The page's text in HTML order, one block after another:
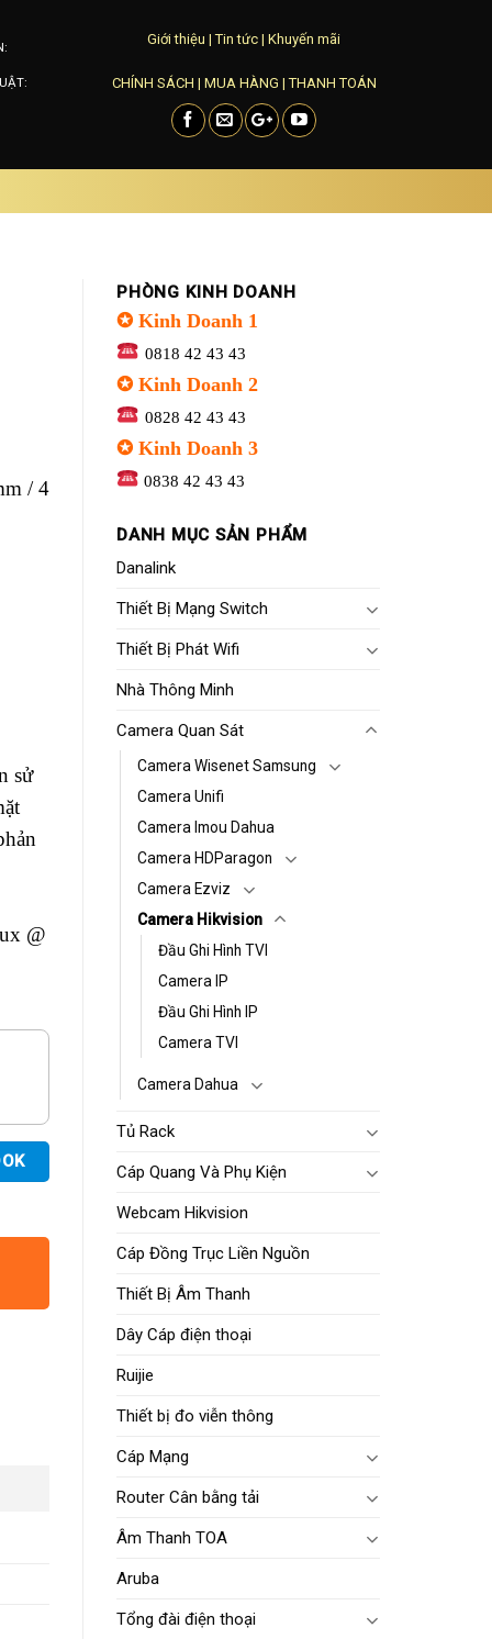
Giới thiệu |Tin tức | Khuyến mãi
CHÍNH SÁCH | MUA HÀNG |THANH TOÁN
PHÒNG KINH DOANH
✪ Kinh Doanh 1
0818 42 43 43
✪ Kinh Doanh 2
0828 42 43 43
✪ Kinh Doanh 3
0838 42 43 43
DANH MỤC SẢN PHẨM
Danalink
Thiết Bị Mạng Switch
Thiết Bị Phát Wifi
Nhà Thông Minh
Camera Quan Sát
Camera Wisenet Samsung
Camera Unifi
Camera Imou Dahua
Camera HDParagon
Camera Ezviz
Camera Hikvision
Đầu Ghi Hình TVI
Camera IP
Đầu Ghi Hình IP
Camera TVI
Camera Dahua
Tủ Rack
Cáp Quang Và Phụ Kiện
Webcam Hikvision
Cáp Đồng Trục Liền Nguồn
Thiết Bị Âm Thanh
Dây Cáp điện thoại
Ruijie
Thiết bị đo viễn thông
Cáp Mạng
Router Cân bằng tải
Âm Thanh TOA
Aruba
Tổng đài điện thoại
/ 4
sử
@